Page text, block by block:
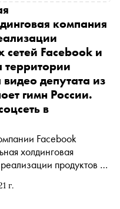
г.
компания
сетей Facebook и
депутата из
гимн России.
в
Facebook
холдинговая
продуктов ‒
социальной сетью